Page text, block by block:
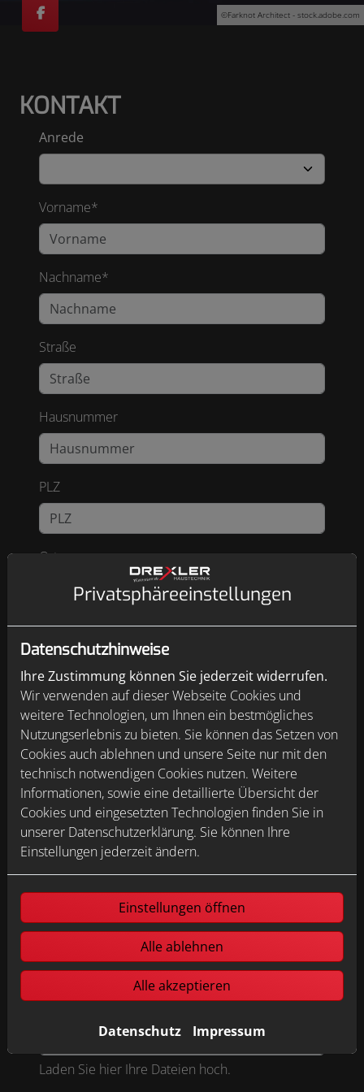
©Farknot Architect - stock.adobe.com
KONTAKT
Anrede
Vorname*
Nachname*
Straße
Hausnummer
PLZ
Ort
E-Mail*
Telefon
Betreff
Nachricht
Datei anhängen
Laden Sie hier Ihre Dateien hoch.
Privatsphäre­einstellungen
Datenschutzhinweise
Ihre Zustimmung können Sie jederzeit widerrufen.
Wir verwenden auf dieser Webseite Cookies und
weitere Technologien, um Ihnen ein bestmögliches
Nutzungserlebnis zu bieten. Sie können das Setzen von
Cookies auch ablehnen und unsere Seite nur mit den
technisch notwendigen Cookies nutzen. Weitere
Informationen, sowie eine detaillierte Übersicht der
Cookies und eingesetzten Technologien finden Sie in
unserer Datenschutzerklärung. Sie können Ihre
Einstellungen jederzeit ändern.
Einstellungen öffnen
Alle ablehnen
Alle akzeptieren
Datenschutz Impressum